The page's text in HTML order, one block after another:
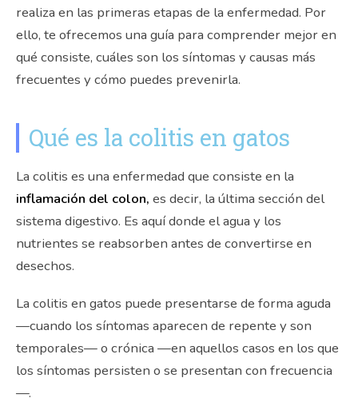
realiza en las primeras etapas de la enfermedad. Por
ello, te ofrecemos una guía para comprender mejor en
qué consiste, cuáles son los síntomas y causas más
frecuentes y cómo puedes prevenirla.
Qué es la colitis en gatos
La colitis es una enfermedad que consiste en la
inflamación del colon, es decir, la última sección del
sistema digestivo. Es aquí donde el agua y los
nutrientes se reabsorben antes de convertirse en
desechos.
La colitis en gatos puede presentarse de forma aguda
—cuando los síntomas aparecen de repente y son
temporales— o crónica —en aquellos casos en los que
los síntomas persisten o se presentan con frecuencia
—.